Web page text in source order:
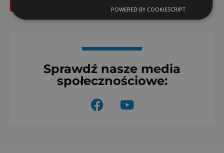
Sprawdź nasze media
społecznościowe:
F
a
Y
o
POWERED BY COOKIESCRIPT